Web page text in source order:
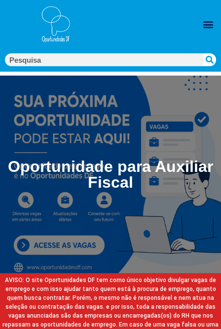
Oportunidade para Auxiliar
Fiscal
AVISO: O site Oportunidades DF tem como único objetivo divulgar vagas de
emprego e com isso ajudar tanto quem está à procura de emprego, quanto
quem busca contratar. Porém, o mesmo não é responsável e nem atua na
seleção ou contratação das vagas. e por isso, toda a responsabilidade das
vagas anunciadas são das empresas ou encarregadas(os) do RH que nos
repassam as oportunidades de emprego. Em caso de uma vaga falsa ou uma